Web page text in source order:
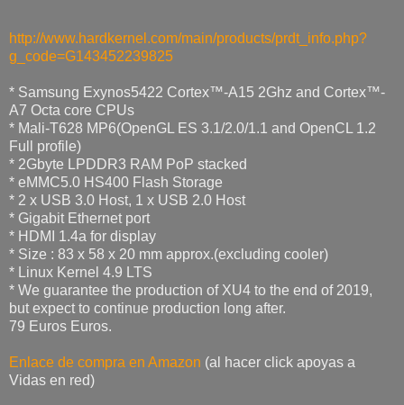
http://www.hardkernel.com/main/products/prdt_info.php?
g_code=G143452239825
* Samsung Exynos5422 Cortex™-A15 2Ghz and Cortex™-
A7 Octa core CPUs
* Mali-T628 MP6(OpenGL ES 3.1/2.0/1.1 and OpenCL 1.2
Full profile)
* 2Gbyte LPDDR3 RAM PoP stacked
* eMMC5.0 HS400 Flash Storage
* 2 x USB 3.0 Host, 1 x USB 2.0 Host
* Gigabit Ethernet port
* HDMI 1.4a for display
* Size : 83 x 58 x 20 mm approx.(excluding cooler)
* Linux Kernel 4.9 LTS
* We guarantee the production of XU4 to the end of 2019,
but expect to continue production long after.
79 Euros Euros.
Enlace de compra en Amazon (al hacer click apoyas a
Vidas en red)